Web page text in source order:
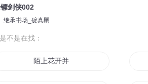
剑侠002
继承书场_碇真嗣
不是在找：
陌上花开并蒂莲